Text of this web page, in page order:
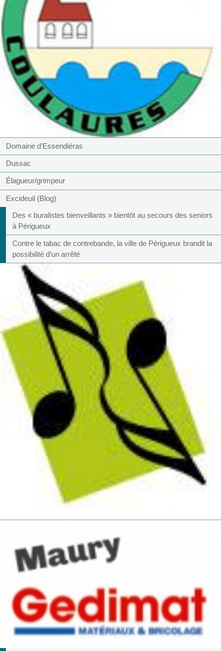
Domaine d’Essendiéras
Dussac
Élagueur/grimpeur
Excideuil (Blog)
Des « buralistes bienveillants » bientôt au secours des seniors
à Périgueux
Contre le tabac de contrebande, la ville de Périgueux brandit la
possibilité d’un arrêté